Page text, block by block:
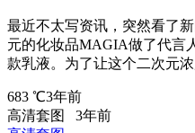
最近不太写资讯，突然看了
元的化妆品MAGIA做了代言
款乳液。为了让这个二次元
683 ℃3年前
高清套图
3年前